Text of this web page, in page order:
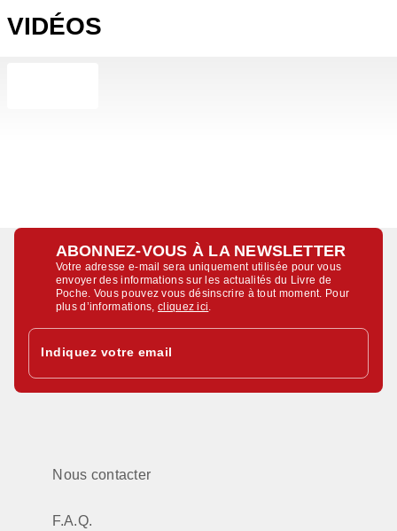
VIDÉOS
ABONNEZ-VOUS À LA NEWSLETTER
Votre adresse e-mail sera uniquement utilisée pour vous
envoyer des informations sur les actualités du Livre de
Poche. Vous pouvez vous désinscrire à tout moment. Pour
plus d’informations,cliquez ici
Indiquez votre email
Nous contacter
F.A.Q.